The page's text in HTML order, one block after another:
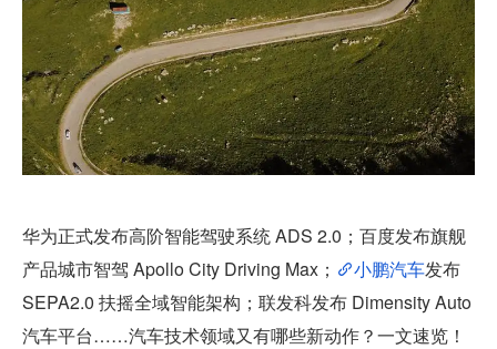
华为正式发布高阶智能驾驶系统 ADS 2.0；百度发布旗舰
产品城市智驾 Apollo City Driving Max；
小鹏汽车发布
SEPA2.0 扶摇全域智能架构；联发科发布 Dimensity Auto
汽车平台……汽车技术领域又有哪些新动作？一文速览！